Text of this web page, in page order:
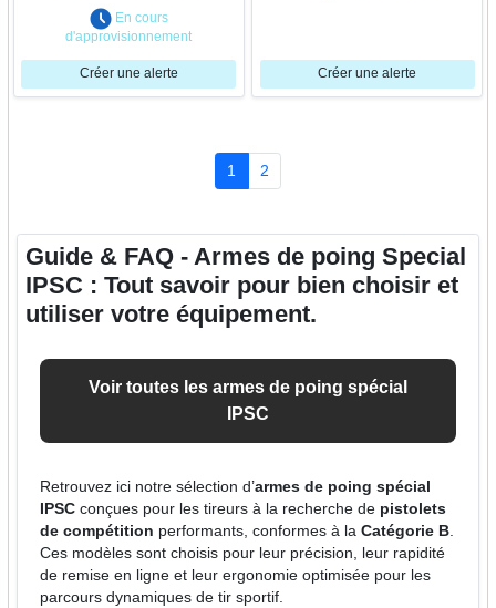
En cours
d'approvisionnement
Créer une alerte Créer une alerte
1 2
Guide & FAQ - Armes de poing Special
IPSC : Tout savoir pour bien choisir et
utiliser votre équipement.
Voir toutes les armes de poing spécial
IPSC
Retrouvez ici notre sélection d’armes de poing spécial
IPSC conçues pour les tireurs à la recherche de pistolets
de compétition performants, conformes à laCatégorie B.
Ces modèles sont choisis pour leur précision, leur rapidité
de remise en ligne et leur ergonomie optimisée pour les
parcours dynamiques de tir sportif.